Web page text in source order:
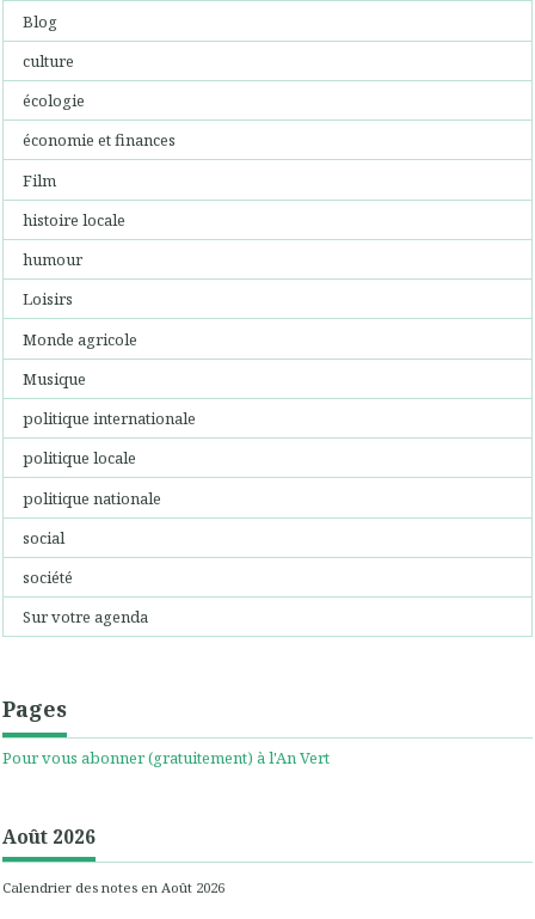
Blog
culture
écologie
économie et finances
Film
histoire locale
humour
Loisirs
Monde agricole
Musique
politique internationale
politique locale
politique nationale
social
société
Sur votre agenda
Pages
Pour vous abonner (gratuitement) à l'An Vert
Août 2026
Calendrier des notes en Août 2026